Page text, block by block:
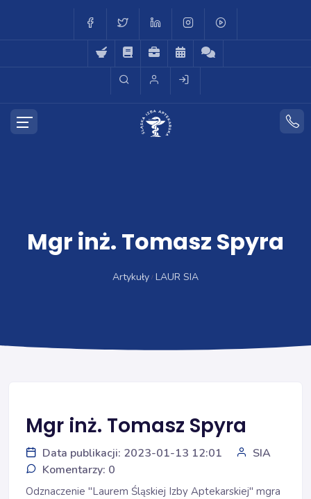
Mgr inż. Tomasz Spyra
Artykuły LAUR SIA
Mgr inż. Tomasz Spyra
Data publikacji: 2023-01-13 12:01
SIA
Komentarzy: 0
Odznaczenie "Laurem Śląskiej Izby Aptekarskiej" mgra